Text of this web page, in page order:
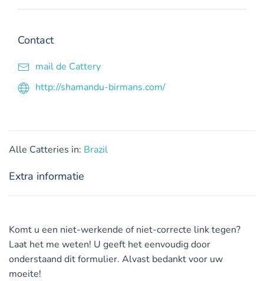
Contact
mail de Cattery
http://shamandu-birmans.com/
Alle Catteries in: Brazil
Extra informatie
Komt u een niet-werkende of niet-correcte link tegen?
Laat het me weten! U geeft het eenvoudig door
onderstaand dit formulier. Alvast bedankt voor uw
moeite!